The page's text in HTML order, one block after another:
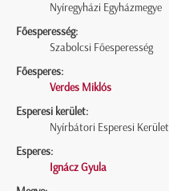
Nyíregyházi Egyházmegye
Főesperesség:
Szabolcsi Főesperesség
Főesperes:
Verdes Miklós
Esperesi kerület:
Nyírbátori Esperesi Kerület
Esperes:
Ignácz Gyula